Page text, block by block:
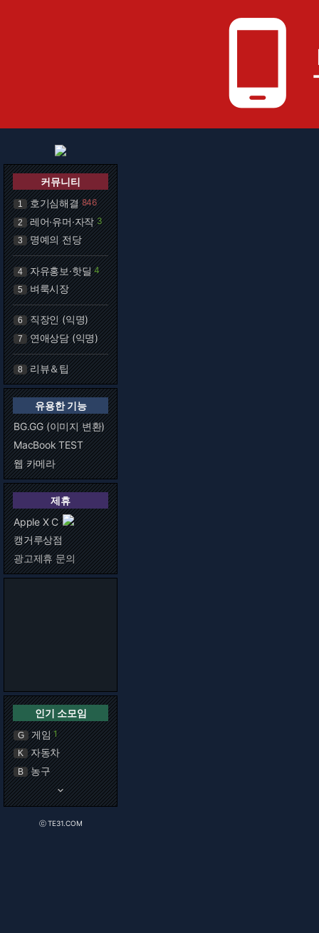
phone_android
커뮤니티
1 호기심해결 846
2 레어·유머·자작 3
3 명예의 전당
4 자유홍보·핫딜 4
5 벼룩시장
6 직장인 (익명)
7 연애상담 (익명)
8 리뷰＆팁
유용한 기능
BG.GG (이미지 변환)
MacBook TEST
웹 카메라
제휴
Apple X C
캥거루상점
광고제휴 문의
인기 소모임
G 게임 1
K 자동차
B 농구
keyboard_arrow_down
ⓒ TE31.COM